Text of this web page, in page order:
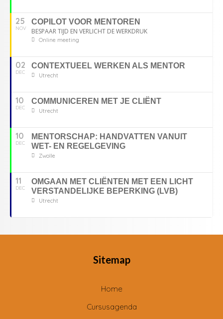
25
NOV
COPILOT VOOR MENTOREN
BESPAAR TIJD EN VERLICHT DE WERKDRUK
Online meeting
02
DEC
CONTEXTUEEL WERKEN ALS MENTOR
Utrecht
10
DEC
COMMUNICEREN MET JE CLIËNT
Utrecht
10
DEC
MENTORSCHAP: HANDVATTEN VANUIT
WET- EN REGELGEVING
Zwolle
11
DEC
OMGAAN MET CLIËNTEN MET EEN LICHT
VERSTANDELIJKE BEPERKING (LVB)
Utrecht
Sitemap
Home
Cursusagenda